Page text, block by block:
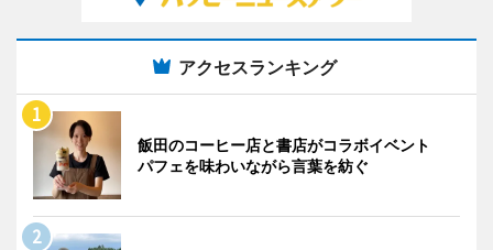
アクセスランキング
飯田のコーヒー店と書店がコラボイベント
パフェを味わいながら言葉を紡ぐ